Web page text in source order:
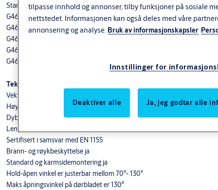
Standard farger:
G460 Sølv EV1
G460 Hvit (RAL9016)
G460 Sort (RAL9005)
G460 Rustfritt stål
G460 Spesialfarger kan leveres på forespørsel i valgfri RAL farge
Tekniske data
Vekt 1,2 kg
Høyde 31 mm
Dybde 33 mm
Lengde 545 mm
Sertifisert i samsvar med EN 1155
Brann- og røykbeskyttelse ja
Standard og karmsidemontering ja
Hold-åpen vinkel er justerbar mellom 70°- 130°
Maks åpningsvinkel på dørbladet er 130°
tilpasse innhold og annonser, tilby funksjoner på sosiale
nettstedet. Informasjonen kan også deles med våre
annonsering og analyse. Bruk av informasjonskapsler
Innstillinger for
Deaktiver alle Ja, jeg godtar alle